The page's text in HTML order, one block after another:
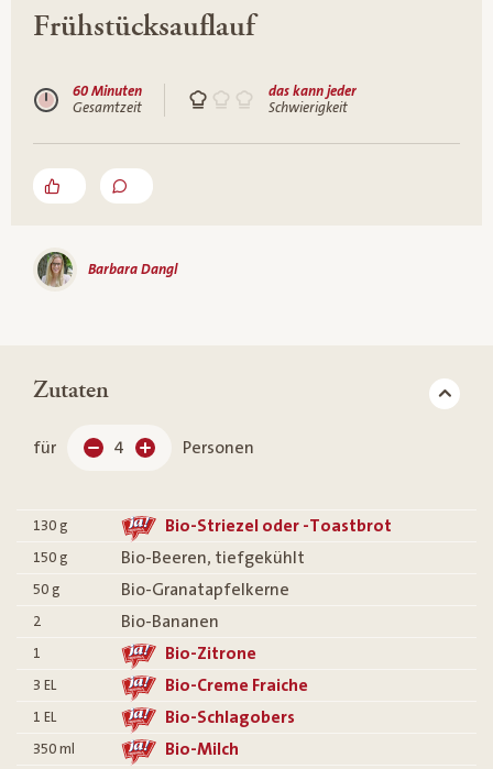
Frühstücksauflauf
60 Minuten
Gesamtzeit
das kann jeder
Schwierigkeit
Barbara Dangl
Zutaten
für 4 Personen
130 g Bio-Striezel oder -Toastbrot
150 g Bio-Beeren, tiefgekühlt
50 g Bio-Granatapfelkerne
2 Bio-Bananen
1 Bio-Zitrone
3 EL Bio-Creme Fraiche
1 EL Bio-Schlagobers
350 ml Bio-Milch